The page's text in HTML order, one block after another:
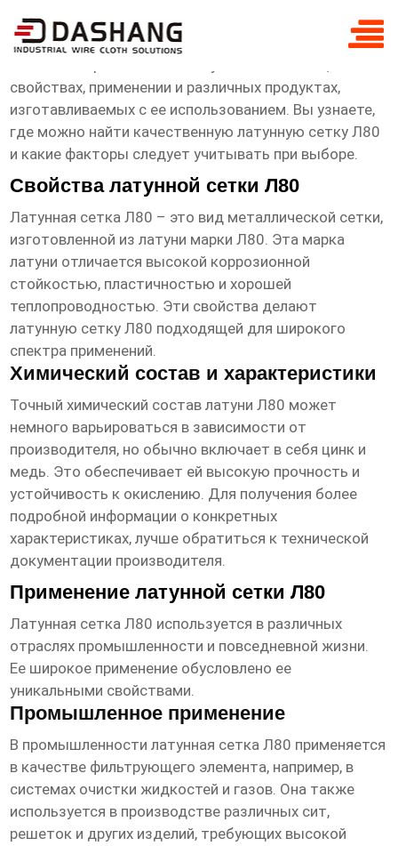
латунная сетка л80 продукты
свойствах, применении и различных продуктах,
изготавливаемых с ее использованием. Вы узнаете,
где можно найти качественнуюлатунную сетку Л80
и какие факторы следует учитывать при выборе.
Свойства латунной сетки Л80
Латунная сетка Л80 – это вид металлической сетки,
изготовленной из латуни марки Л80. Эта марка
латуни отличается высокой коррозионной
стойкостью, пластичностью и хорошей
теплопроводностью. Эти свойства делают
латунную сетку Л80 подходящей для широкого
спектра применений.
Химический состав и характеристики
Точный химический состав латуни Л80 может
немного варьироваться в зависимости от
производителя, но обычно включает в себя цинк и
медь. Это обеспечивает ей высокую прочность и
устойчивость к окислению. Для получения более
подробной информации о конкретных
характеристиках, лучше обратиться к технической
документации производителя.
Применение латунной сетки Л80
Латунная сетка Л80 используется в различных
отраслях промышленности и повседневной жизни.
Ее широкое применение обусловлено ее
уникальными свойствами.
Промышленное применение
В промышленностилатунная сетка Л80 применяется
в качестве фильтрующего элемента, например, в
системах очистки жидкостей и газов. Она также
используется в производстве различных сит,
решеток и других изделий, требующих высокой